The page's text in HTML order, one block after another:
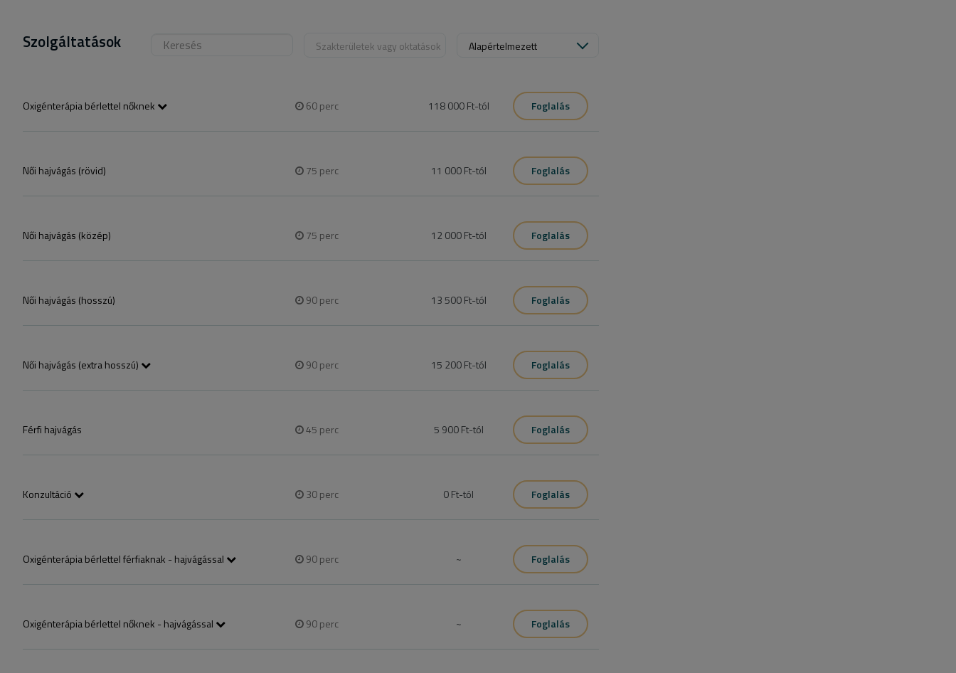
Szolgáltatások Szakterületek vagy oktatások Alapértelmezett
Oxigénterápia bérlettel nőknek 60perc 118 000 Ft-tól
Foglalás
Női hajvágás (rövid) 75 perc 11 000 Ft-tól Foglalás
Női hajvágás (közép) 75 perc 12 000 Ft-tól Foglalás
Női hajvágás (hosszú) 90perc 13 500 Ft-tól Foglalás
Női hajvágás (extra hosszú) 90perc 15 200 Ft-tól Foglalás
Férfi hajvágás 45 perc 5 900 Ft-tól Foglalás
Konzultáció 30perc 0 Ft-tól Foglalás
Oxigénterápia bérlettel férfiaknak - hajvágással 90perc ~
Foglalás
Oxigénterápia bérlettel nőknek - hajvágással 90perc ~
Foglalás